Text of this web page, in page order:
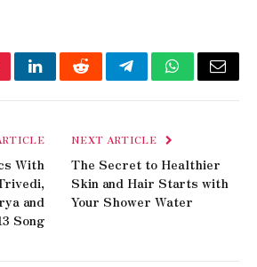
LinkedInRedditTelegramWhatsApp
Email
With
and
Song
NEXT ARTICLE
The Secret to Healthier
Skin and Hair Starts with
Your Shower Water